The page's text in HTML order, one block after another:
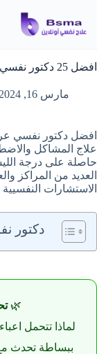
المحتوى
افضل 25 دكتور نفسي عربي في المانيا لعام 2026
مارس 16, 2024
افضل دكتور نفسي
علاج المشاكل
حاصلة على درجة
الاستشارات
دكتور
🌿
لماذا تتحمل
ببساطة تحدث